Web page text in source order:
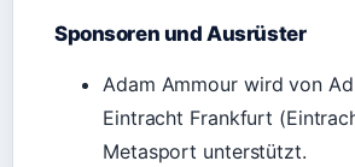
Sponsoren und Ausrüster
Adam Ammour wird von
Eintracht Frankfurt
Metasport unterstützt.